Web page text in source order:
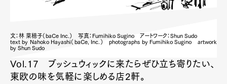
文：林 菜穂子（baCe Inc.） 写真：Fumihiko Sugino アートワーク：Shun Sudo
text by Nahoko Hayashi（baCe, Inc.） photographs by Fumihiko Sugino artwork
by Shun Sudo
Vol.17 ブッシュウィックに来たらぜひ立ち寄りたい、
東欧の味を気軽に楽しめる店2軒。